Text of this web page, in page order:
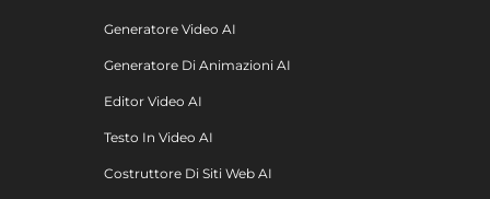
Generatore Video AI
Generatore Di Animazioni AI
Editor Video AI
Testo In Video AI
Costruttore Di Siti Web AI